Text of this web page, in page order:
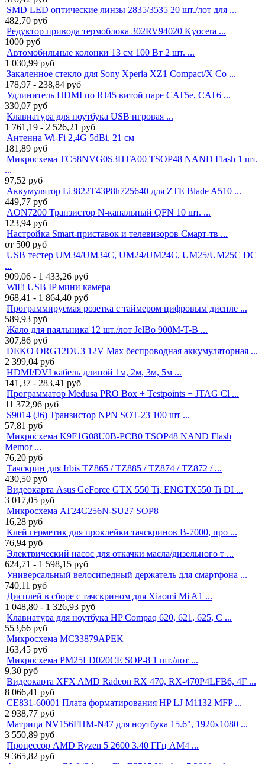
SMD LED оптические линзы 2835/3535 20 шт./лот для ...
482,70 руб
Редуктор привода термоблока 302RV94020 Kyocera ...
1000 руб
Автомобильные колонки 13 см 100 Вт 2 шт. ...
1 030,99 руб
Закаленное стекло для Sony Xperia XZ1 Compact/X Co ...
178,97 - 238,84 руб
Удлинитель HDMI по RJ45 витой паре CAT5e, CAT6 ...
330,07 руб
Клавиатура для ноутбука USB игровая ...
1 761,19 - 2 526,21 руб
Антенна Wi-Fi 2,4G 5dBi, 21 см
181,89 руб
Микросхема TC58NVG0S3HTA00 TSOP48 NAND Flash 1 шт.
...
97,52 руб
Аккумулятор Li3822T43P8h725640 для ZTE Blade A510 ...
449,77 руб
AON7200 Транзистор N-канальный QFN 10 шт. ...
123,94 руб
Настройка Smart-приставок и телевизоров Смарт-тв ...
от 500 руб
USB тестер UM34/UM34C, UM24/UM24C, UM25/UM25C DC
...
909,06 - 1 433,26 руб
WiFi USB IP мини камера
968,41 - 1 864,40 руб
Программируемая розетка с таймером цифровым диспле ...
589,93 руб
Жало для паяльника 12 шт./лот JelBo 900M-T-B ...
307,86 руб
DEKO ORG12DU3 12V Max беспроводная аккумуляторная ...
2 399,04 руб
HDMI/DVI кабель длиной 1м, 2м, 3м, 5м ...
141,37 - 283,41 руб
Программатор Medusa PRO Box + Testpoints + JTAG Cl ...
11 372,96 руб
S9014 (J6) Транзистор NPN SOT-23 100 шт ...
57,81 руб
Микросхема K9F1G08U0B-PCB0 TSOP48 NAND Flash
Memor ...
76,20 руб
Тачскрин для Irbis TZ865 / TZ885 / TZ874 / TZ872 / ...
430,50 руб
Видеокарта Asus GeForce GTX 550 Ti, ENGTX550 Ti DI ...
3 017,05 руб
Микросхема AT24C256N-SU27 SOP8
16,28 руб
Клей герметик для проклейки тачскринов B-7000, про ...
76,94 руб
Электрический насос для откачки масла/дизельного т ...
624,71 - 1 598,15 руб
Универсальный велосипедный держатель для смартфона ...
740,11 руб
Дисплей в сборе с тачскрином для Xiaomi Mi A1 ...
1 048,80 - 1 326,93 руб
Клавиатура для ноутбука HP Compaq 620, 621, 625, C ...
553,66 руб
Микросхема MC33879APEK
163,45 руб
Микросхема PM25LD020CE SOP-8 1 шт./лот ...
9,30 руб
Видеокарта XFX AMD Radeon RX 470, RX-470P4LFB6, 4Г ...
8 066,41 руб
CE831-60001 Плата форматирования HP LJ M1132 MFP ...
2 938,77 руб
Матрица NV156FHM-N47 для ноутбука 15.6", 1920x1080 ...
3 550,89 руб
Процессор AMD Ryzen 5 2600 3.40 ГГц AM4 ...
9 365,82 руб